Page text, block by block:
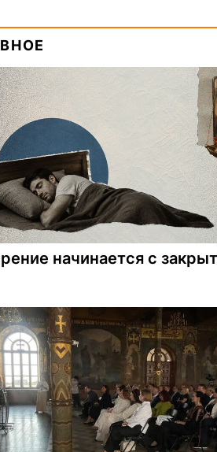
начинается с